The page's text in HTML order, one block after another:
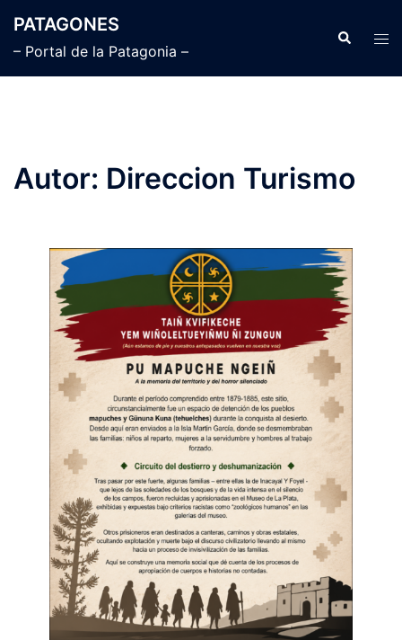
contenido
PATAGONES
– Portal de la Patagonia –
Buscar
Autor: Direccion Turismo